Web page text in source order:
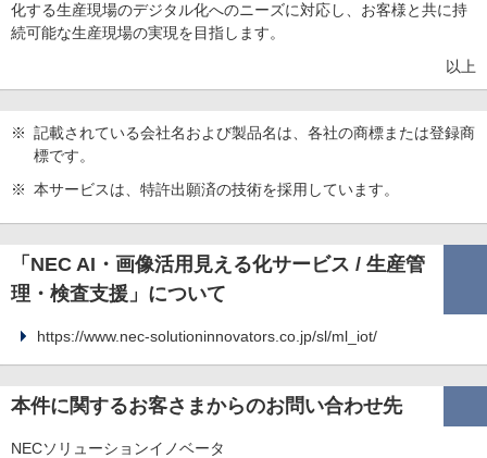
化する生産現場のデジタル化へのニーズに対応し、お客様と共に持
続可能な生産現場の実現を目指します。
以上
※ 記載されている会社名および製品名は、各社の商標または登録商
標です。
※ 本サービスは、特許出願済の技術を採用しています。
「NEC AI・画像活用見える化サービス / 生産管
理・検査支援」について
https://www.nec-solutioninnovators.co.jp/sl/ml_iot/
本件に関するお客さまからのお問い合わせ先
NECソリューションイノベータ